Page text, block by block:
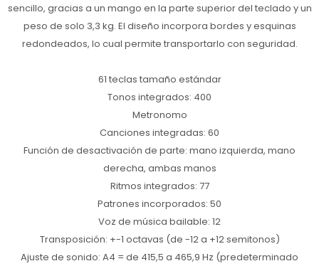
sencillo, gracias a un mango en la parte superior del teclado y un
peso de solo 3,3 kg. El diseño incorpora bordes y esquinas
redondeados, lo cual permite transportarlo con seguridad.
61 teclas tamaño estándar
Tonos integrados: 400
Metronomo
Canciones integradas: 60
Función de desactivación de parte: mano izquierda, mano
derecha, ambas manos
Ritmos integrados: 77
Patrones incorporados: 50
Voz de música bailable: 12
Transposición: +-1 octavas (de -12 a +12 semitonos)
Ajuste de sonido: A4 = de 415,5 a 465,9 Hz (predeterminado